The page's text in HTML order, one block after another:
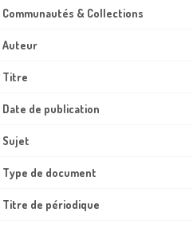
Communautés & Collections
Auteur
Titre
Date de publication
Sujet
Type de document
Titre de périodique